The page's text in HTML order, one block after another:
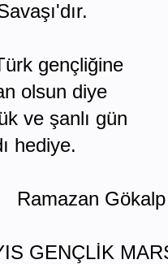
gençliğine
olsun diye
ve şanlı gün
hediye.
Gökalp
GENÇLİK